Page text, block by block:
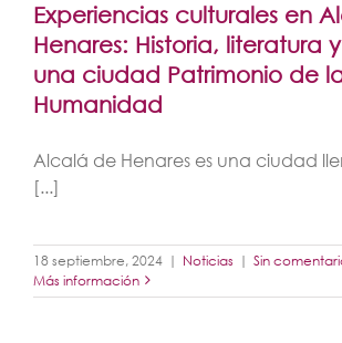
Experiencias culturales en
Henares: Historia, literatura
una ciudad Patrimonio de
Humanidad
Alcalá de Henares es una ciudad
[...]
18 septiembre, 2024 | Noticias | Sin
Más información